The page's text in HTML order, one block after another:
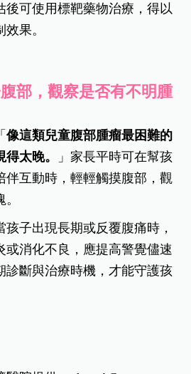
後可使用標靶藥物治療，得以
果。
部，觀察是否有不明腫
像這類兒童腹部腫瘤最困難的
太晚。
」家長平時可在幫孩
伴互動時，輕輕觸摸腹部，觀
子出現長期或反覆腹痛時，
或消化不良，應提高警覺儘速
診斷與治療時機，才能守護孩